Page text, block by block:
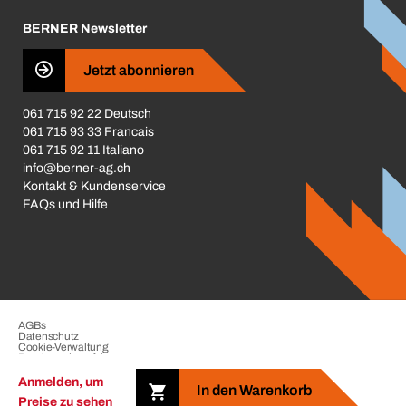
Anmelden, um
Preise zu sehen
In den Warenkorb
Business Conduct
BERNER Newsletter
Jetzt abonnieren
061 715 92 22 Deutsch
061 715 93 33 Francais
061 715 92 11 Italiano
info@berner-ag.ch
Kontakt & Kundenservice
FAQs und Hilfe
AGBs
Datenschutz
Cookie-Verwaltung
Beschwerdeverfahren